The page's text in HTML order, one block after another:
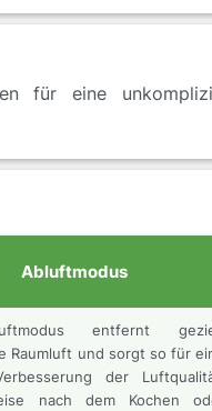
für eine
Abluftmodus
entfernt
Raumluft und sorgt so für
der
nach dem Kochen